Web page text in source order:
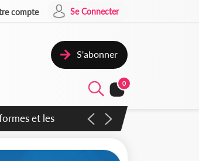
compte Se Connecter
S'abonner
0
accélérer le